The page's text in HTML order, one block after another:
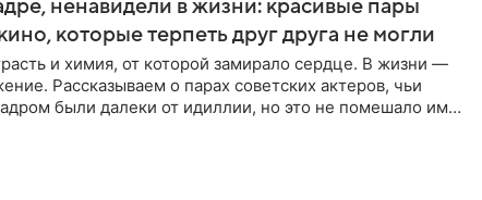
ненавидели в жизни: красивые пары
которые терпеть друг друга не могли
и химия, от которой замирало сердце. В жизни —
Рассказываем о парах советских актеров, чьи
были далеки от идиллии, но это не помешало им